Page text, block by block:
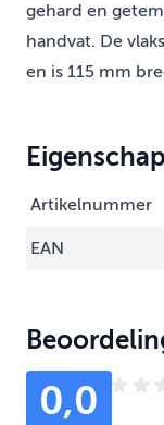
gehard en
handvat. De
en is 115 mm
Artikelnummer
EAN
0,0